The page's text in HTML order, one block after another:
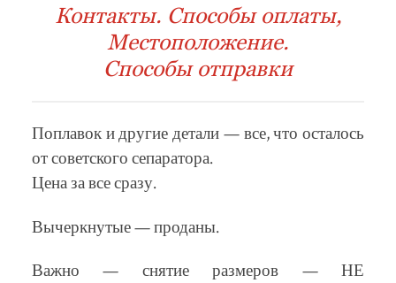
Контакты. Способы оплаты,
Местоположение.
Способы отправки
Поплавок и другие детали — все, что осталось
от советского сепаратора.
Цена за все сразу.
Вычеркнутые — проданы.
Важно — снятие размеров — НЕ